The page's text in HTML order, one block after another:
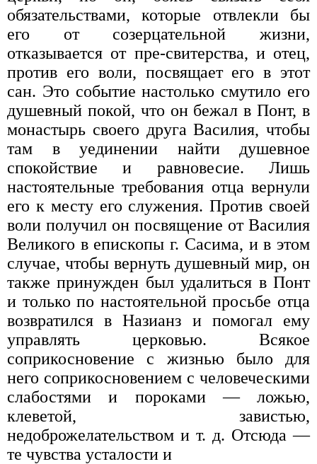
обязательствами, которые отвлекли бы
его от созерцательной жизни,
отказывается от пре-свитерства, и отец,
против его воли, посвящает его в этот
сан. Это событие настолько смутило его
душевный покой, что он бежал в Понт, в
монастырь своего друга Василия, чтобы
там в уединении найти душевное
спокойствие и равновесие. Лишь
настоятельные требования отца вернули
его к месту его служения. Против своей
воли получил он посвящение от Василия
Великого в епископы г. Сасима, и в этом
случае, чтобы вернуть душевный мир, он
также принужден был удалиться в Понт
и только по настоятельной просьбе отца
возвратился в Назианз и помогал ему
управлять церковью. Всякое
соприкосновение с жизнью было для
него соприкосновением с человеческими
слабостями и пороками — ложью,
клеветой, завистью,
недоброжелательством и т. д. Отсюда —
те чувства усталости и